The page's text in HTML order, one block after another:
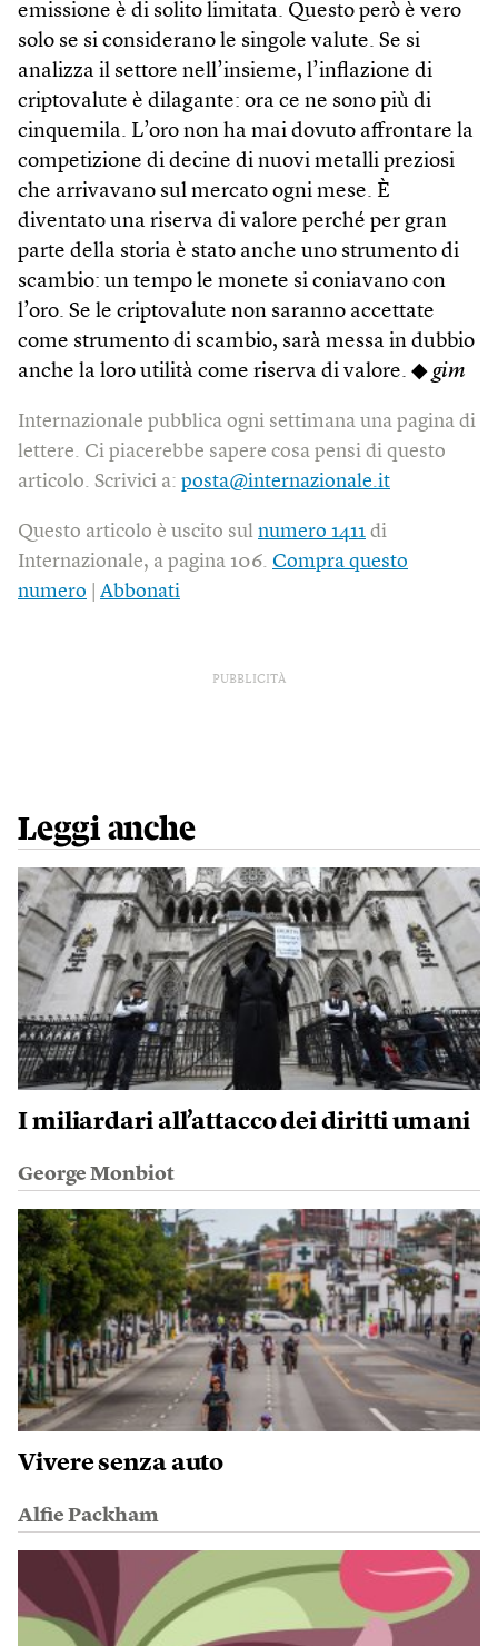
emissione è di solito limitata. Questo però è vero
solo se si considerano le singole valute. Se si
analizza il settore nell’insieme, l’inflazione di
criptovalute è dilagante: ora ce ne sono più di
cinquemila. L’oro non ha mai dovuto affrontare la
competizione di decine di nuovi metalli preziosi
che arrivavano sul mercato ogni mese. È
diventato una riserva di valore perché per gran
parte della storia è stato anche uno strumento di
scambio: un tempo le monete si coniavano con
l’oro. Se le criptovalute non saranno accettate
come strumento di scambio, sarà messa in dubbio
anche la loro utilità come riserva di valore. ◆ gim
Internazionale pubblica ogni settimana una pagina di
lettere. Ci piacerebbe sapere cosa pensi di questo
articolo. Scrivici a: posta@internazionale.it
Questo articolo è uscito sul numero 1411 di
Internazionale, a pagina 106. Compra questo
numero
Abbonati
PUBBLICITÀ
Leggi anche
I miliardari all’attacco dei diritti umani
George Monbiot
Vivere senza auto
Alfie Packham